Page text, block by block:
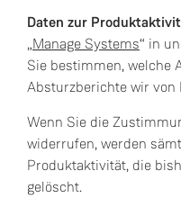
Daten zur
„Manage Systems“ in
Sie bestimmen, welche
Absturzberichte wir von
Wenn Sie die
widerrufen, werden
Produktaktivität, die
gelöscht.